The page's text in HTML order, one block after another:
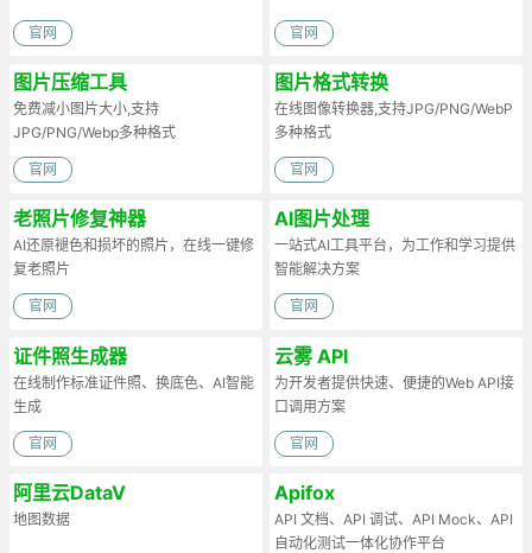
官网 官网
图片压缩工具
免费减小图片大小,支持
JPG/PNG/Webp多种格式
官网
图片格式转换
在线图像转换器,支持JPG/PNG/WebP
多种格式
官网
老照片修复神器
AI还原褪色和损坏的照片，在线一键修
复老照片
官网
AI图片处理
一站式AI工具平台，为工作和学习提供
智能解决方案
官网
证件照生成器
在线制作标准证件照、换底色、AI智能
生成
官网
云雾 API
为开发者提供快速、便捷的Web API接
口调用方案
官网
阿里云DataV
地图数据
Apifox
API 文档、API 调试、API Mock、API
自动化测试一体化协作平台